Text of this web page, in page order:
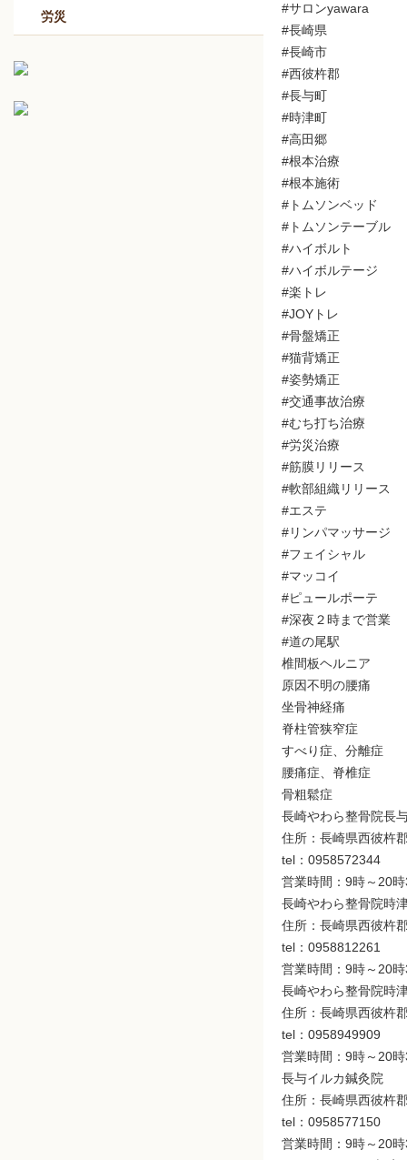
#サロンyawara
#長崎県
#長崎市
#西彼杵郡
#長与町
#時津町
#高田郷
#根本治療
#根本施術
#トムソンベッド
#トムソンテーブル
#ハイボルト
#ハイボルテージ
#楽トレ
#JOYトレ
#骨盤矯正
#猫背矯正
#姿勢矯正
#交通事故治療
#むち打ち治療
#労災治療
#筋膜リリース
#軟部組織リリース
#エステ
#リンパマッサージ
#フェイシャル
#マッコイ
#ピュールポーテ
#深夜２時まで営業
#道の尾駅
椎間板ヘルニア
原因不明の腰痛
坐骨神経痛
脊柱管狭窄症
すべり症、分離症
腰痛症、脊椎症
骨粗鬆症
長崎やわら整骨院長
住所：長崎県西彼杵
tel：0958572344
営業時間：9時～20
長崎やわら整骨院時
住所：長崎県西彼杵
tel：0958812261
営業時間：9時～20
長崎やわら整骨院時
住所：長崎県西彼杵
tel：0958949909
営業時間：9時～20
長与イルカ鍼灸院
住所：長崎県西彼杵
tel：0958577150
営業時間：9時～20
労災